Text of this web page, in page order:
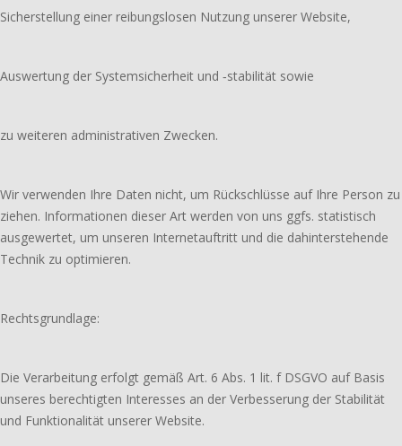
Sicherstellung einer reibungslosen Nutzung unserer Website,
Auswertung der Systemsicherheit und ‑stabilität sowie
zu weiteren administrativen Zwecken.
Wir verwenden Ihre Daten nicht, um Rückschlüsse auf Ihre Person zu
ziehen. Informationen dieser Art werden von uns ggfs. statistisch
ausgewertet, um unseren Internetauftritt und die dahinterstehende
Technik zu optimieren.
Rechtsgrundlage:
Die Verarbeitung erfolgt gemäß Art. 6 Abs. 1 lit. f DSGVO auf Basis
unseres berechtigten Interesses an der Verbesserung der Stabilität
und Funktionalität unserer Website.